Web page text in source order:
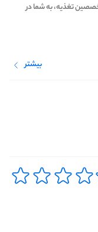
تغذیه، به شما در
بیشتر